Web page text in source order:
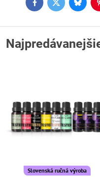
FacebookTwitterBluesky
Slovenská ručná výroba